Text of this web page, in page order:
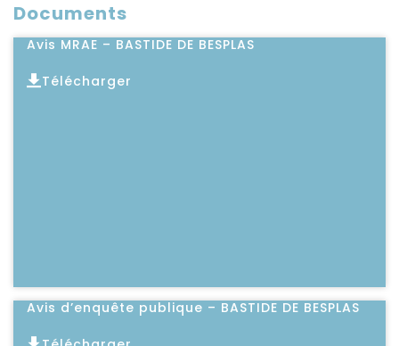
Documents
Avis MRAE – BASTIDE DE BESPLAS
Télécharger
Avis d’enquête publique – BASTIDE DE BESPLAS